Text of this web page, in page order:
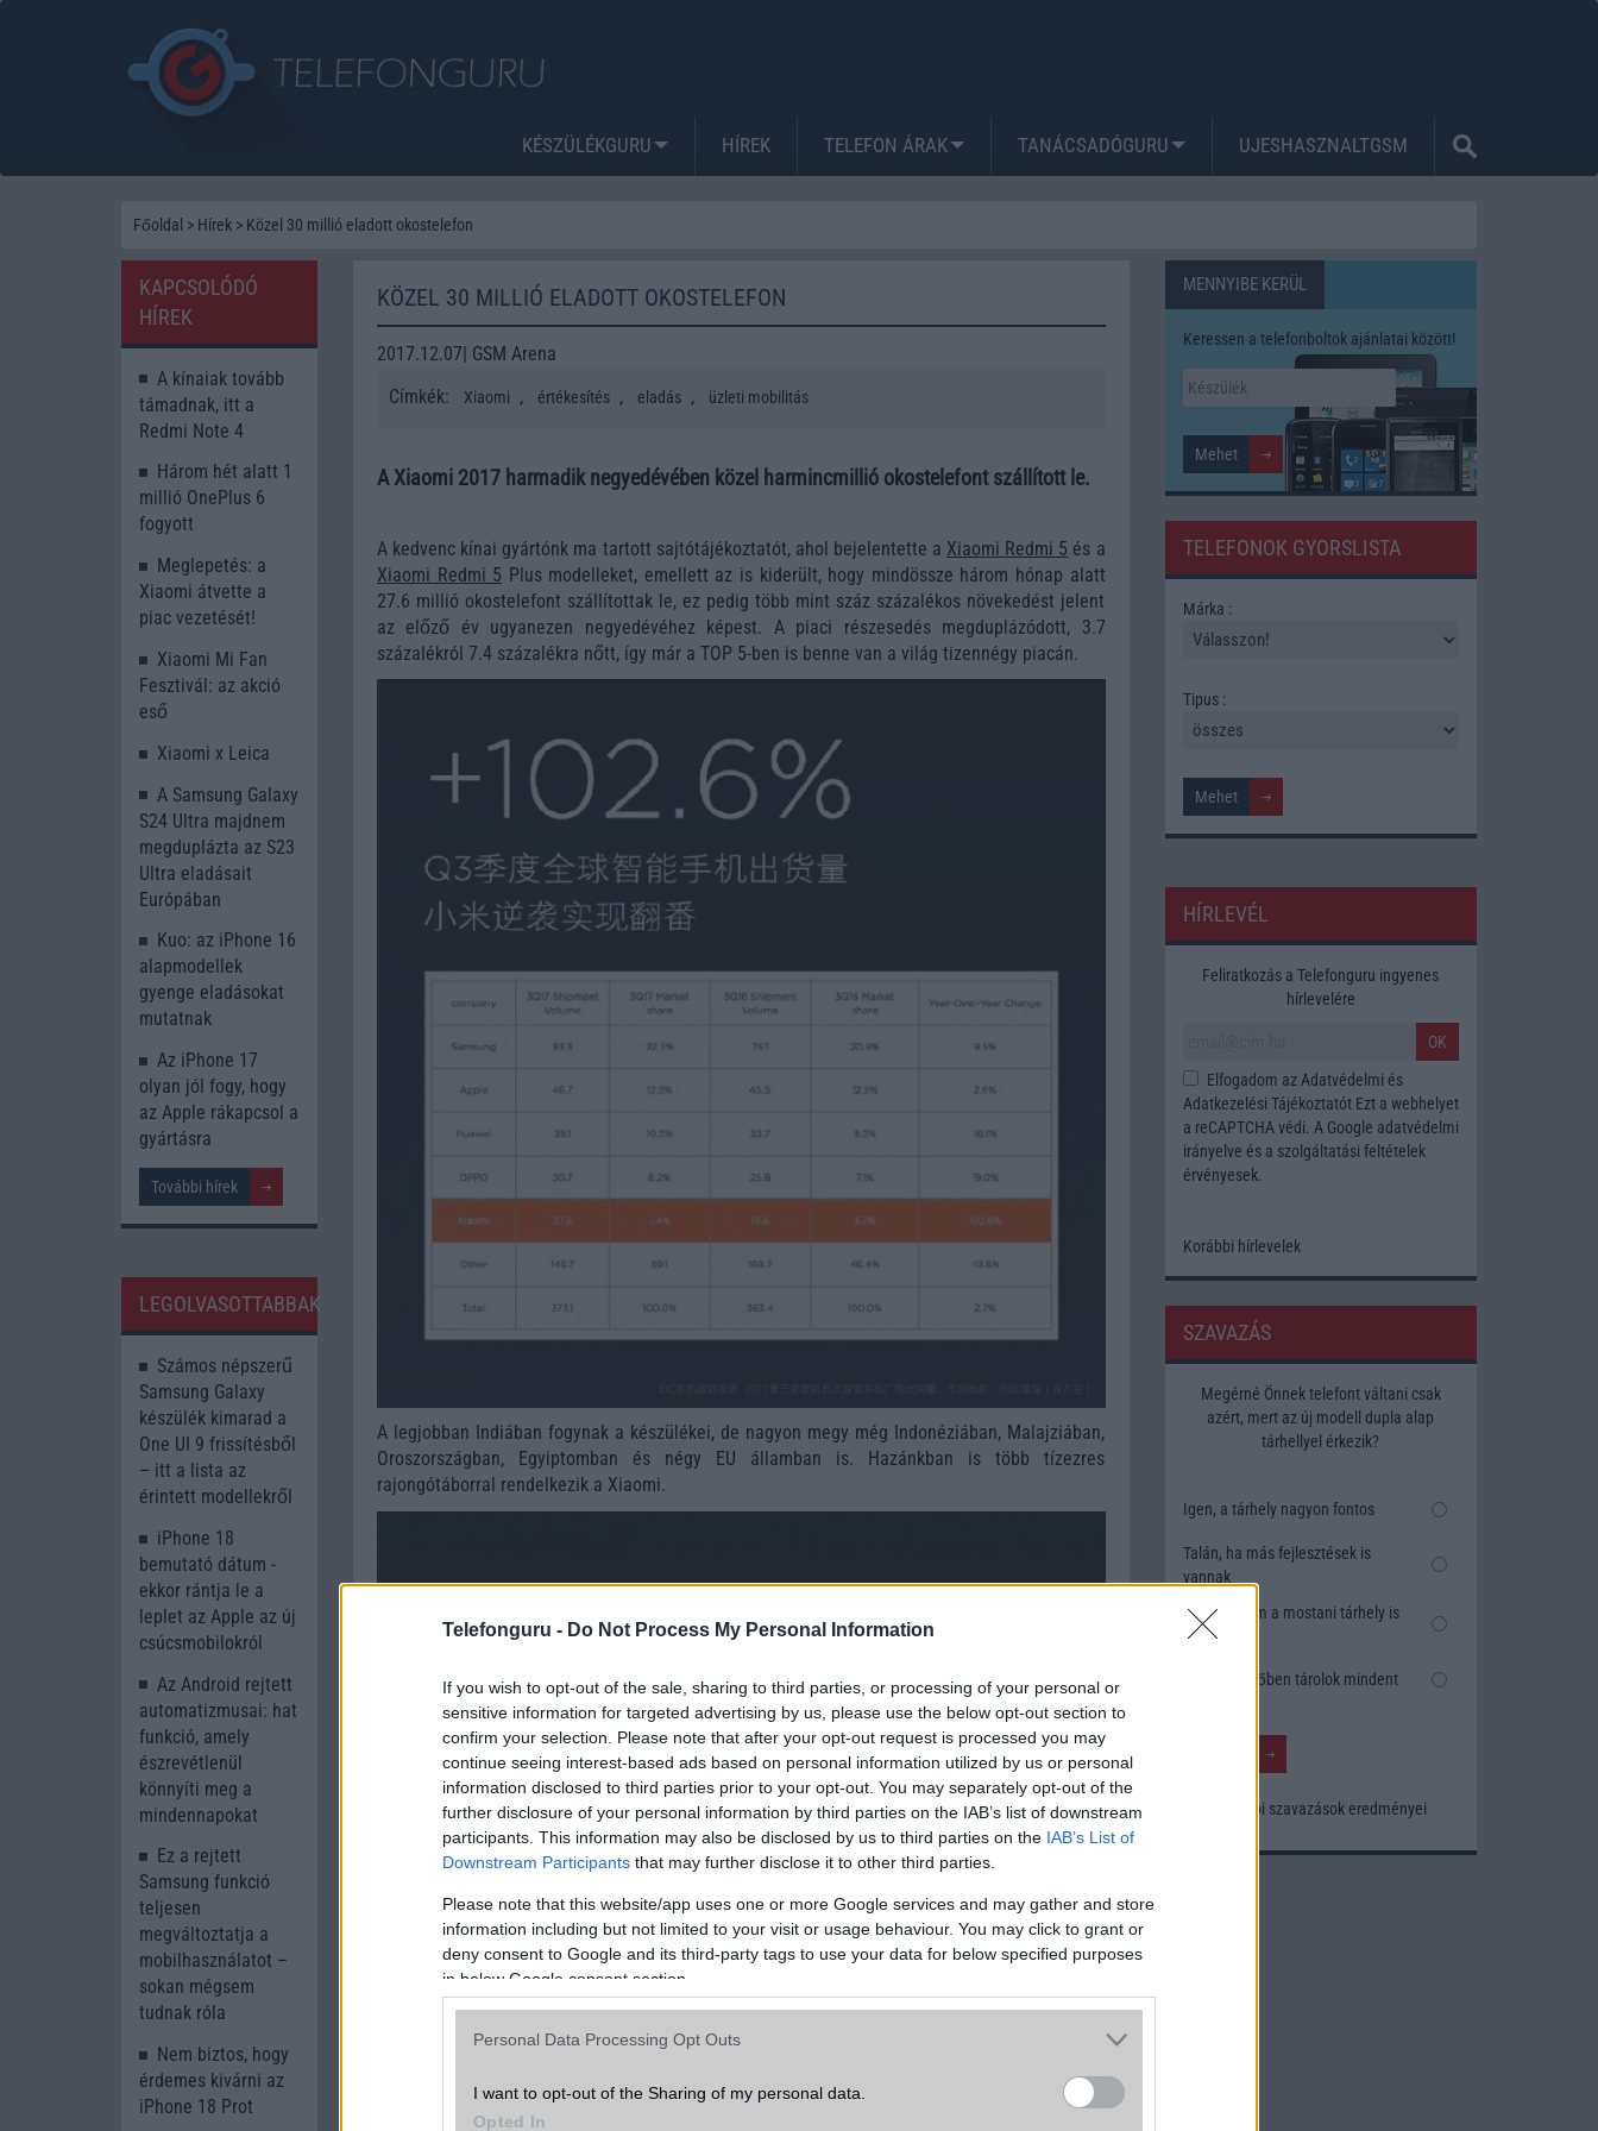
Telefonguru - Do Not Process My Personal Information
If you wish to opt-out of the sale, sharing to third parties, or processing of your personal or
sensitive information for targeted advertising by us, please use the below opt-out section to
confirm your selection. Please note that after your opt-out request is processed you may
continue seeing interest-based ads based on personal information utilized by us or personal
information disclosed to third parties prior to your opt-out. You may separately opt-out of the
further disclosure of your personal information by third parties on the IAB’s list of downstream
participants. This information may also be disclosed by us to third parties on the IAB’s List of
Downstream Participants that may further disclose it to other third parties.
Please note that this website/app uses one or more Google services and may gather and store
information including but not limited to your visit or usage behaviour. You may click to grant or
deny consent to Google and its third-party tags to use your data for below specified purposes
in below Google consent section.
Personal Data Processing Opt Outs
I want to opt-out of the Sharing of my personal data.
Opted In
KÉSZÜLÉKGURU HÍREK TELEFON ÁRAK TANÁCSADÓGURU UJESHASZNALTGSM
Főoldal > Hírek > Közel 30 millió eladott okostelefon
KÖZEL 30 MILLIÓ ELADOTT OKOSTELEFON
2017.12.07| GSM Arena
Címkék:
Xiaomi , értékesítés , eladás , üzleti mobilitás
A Xiaomi 2017 harmadik negyedévében közel harmincmillió okostelefont szállított le.
A kedvenc kínai gyártónk ma tartott sajtótájékoztatót, ahol bejelentette a Xiaomi Redmi 5 és a
Xiaomi Redmi 5 Plus modelleket, emellett az is kiderült, hogy mindössze három hónap alatt
27.6 millió okostelefont szállítottak le, ez pedig több mint száz százalékos növekedést jelent
az előző év ugyanezen negyedévéhez képest. A piaci részesedés megduplázódott, 3.7
százalékról 7.4 százalékra nőtt, így már a TOP 5-ben is benne van a világ tizennégy piacán.
A legjobban Indiában fogynak a készülékei, de nagyon megy még Indonéziában, Malajziában,
Oroszországban, Egyiptomban és négy EU államban is. Hazánkban is több tízezres
rajongótáborral rendelkezik a Xiaomi.
KAPCSOLÓDÓ
HÍREK
A kínaiak tovább
támadnak, itt a
Redmi Note 4
Három hét alatt 1
millió OnePlus 6
fogyott
Meglepetés: a
Xiaomi átvette a
piac vezetését!
Xiaomi Mi Fan
Fesztivál: az akció
eső
Xiaomi x Leica
A Samsung Galaxy
S24 Ultra majdnem
megduplázta az S23
Ultra eladásait
Európában
Kuo: az iPhone 16
alapmodellek
gyenge eladásokat
mutatnak
Az iPhone 17
olyan jól fogy, hogy
az Apple rákapcsol a
gyártásra
További hírek
LEGOLVASOTTABBAK
Számos népszerű
Samsung Galaxy
készülék kimarad a
One UI 9 frissítésből
– itt a lista az
érintett modellekről
iPhone 18
bemutató dátum -
ekkor rántja le a
leplet az Apple az új
csúcsmobilokról
Az Android rejtett
automatizmusai: hat
funkció, amely
észrevétlenül
könnyíti meg a
mindennapokat
Ez a rejtett
Samsung funkció
teljesen
megváltoztatja a
mobilhasználatot –
sokan mégsem
tudnak róla
Nem biztos, hogy
érdemes kivárni az
iPhone 18 Prot
MENNYIBE KERÜL
Keressen a telefonboltok ajánlatai között!
TELEFONOK GYORSLISTA
Márka :
Tipus :
HÍRLEVÉL
Feliratkozás a Telefonguru ingyenes
hírlevelére
OK
Elfogadom az Adatvédelmi és
Adatkezelési TájékoztatótEzt a webhelyet
a reCAPTCHA védi. A Google adatvédelmi
irányelve és a szolgáltatási feltételek
érvényesek.
Korábbi hírlevelek
SZAVAZÁS
Megérné Önnek telefont váltani csak
azért, mert az új modell dupla alap
tárhellyel érkezik?
Igen, a tárhely nagyon fontos
Talán, ha más fejlesztések is
vannak
Nem, nekem a mostani tárhely is
elég
Inkább felhőben tárolok mindent
Korábbi szavazások eredményei